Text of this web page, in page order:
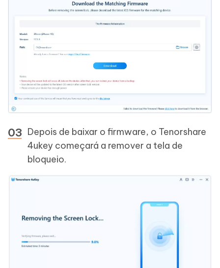
Depois de baixar o firmware, o Tenorshare
4ukey começará a remover a tela de
bloqueio.